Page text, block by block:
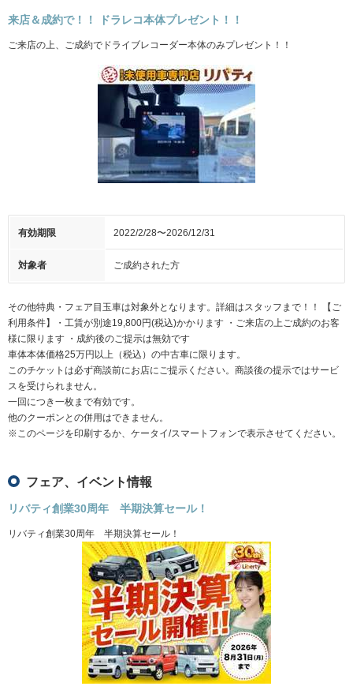
来店＆成約で！！ ドラレコ本体プレゼント！！
ご来店の上、ご成約でドライブレコーダー本体のみプレゼント！！
有効期限 2022/2/28〜2026/12/31
対象者 ご成約された方
その他特典・フェア目玉車は対象外となります。詳細はスタッフまで！！ 【ご
利用条件】・工賃が別途19,800円(税込)かかります ・ご来店の上ご成約のお客
様に限ります ・成約後のご提示は無効です
車体本体価格25万円以上（税込）の中古車に限ります。
このチケットは必ず商談前にお店にご提示ください。商談後の提示ではサービ
スを受けられません。
一回につき一枚まで有効です。
他のクーポンとの併用はできません。
※このページを印刷するか、ケータイ/スマートフォンで表示させてください。
フェア、イベント情報
リバティ創業30周年 半期決算セール！
リバティ創業30周年 半期決算セール！